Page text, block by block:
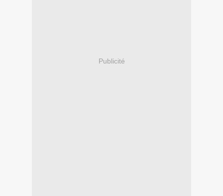
Publicité